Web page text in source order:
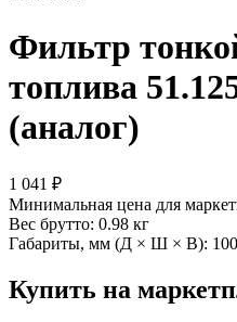
Фильтр
топлива
(аналог)
1 041 ₽
Минимальная цена для
Вес брутто: 0.98 кг
Габариты, мм (Д × Ш × В):
Купить на